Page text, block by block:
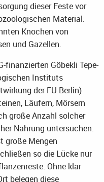
dieser Feste vor
Material:
Knochen von
und Gazellen.
finanzierten Göbekli Tepe-
Instituts
der FU Berlin)
Läufern, Mörsern
große Anzahl solcher
Nahrung untersuchen.
große Mengen
so die Lücke nur
Ohne klar
belegen diese